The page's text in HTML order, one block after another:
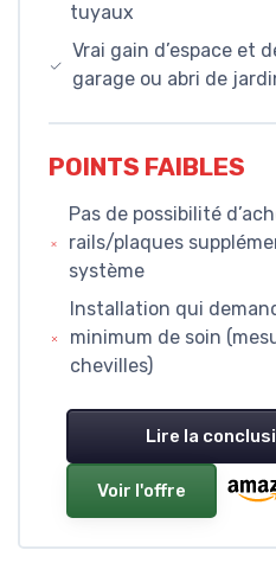
tuyaux
Vrai gain d’espace et
garage ou abri de
POINTS FAIBLES
Pas de possibilité
rails/plaques
système
Installation qui
minimum de soin
chevilles)
Lire la
Voir l'offre